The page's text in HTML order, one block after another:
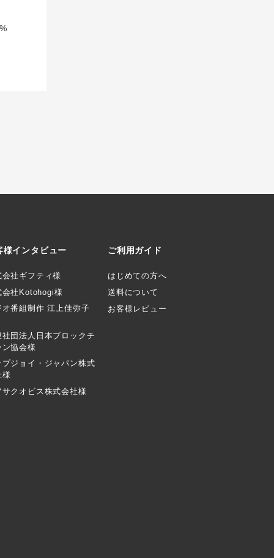
様インタビュー
会社ギフティ様
会社Kotohogi様
オ番組制作 江上佳弥子
社団法人日本ブロックチ
ン協会様
プジョイ・ジャパン株式
様
サクオビス株式会社様
ご利用ガイド
はじめての方へ
送料について
お客様レビュー